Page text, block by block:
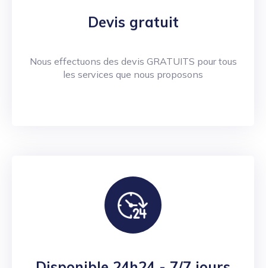
Devis gratuit
Nous effectuons des devis GRATUITS pour tous
les services que nous proposons